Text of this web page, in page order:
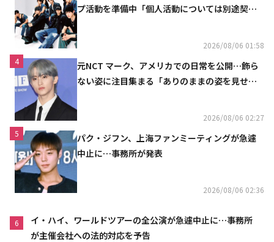
プ活動を準備中「個人活動については別途契約
2026/08/06 01:58
4
元NCT マーク、アメリカでの日常を公開…飾ら
ない姿に注目集まる「ありのままの姿を見せた
2026/08/06 02:27
5
パク・ジフン、上海ファンミーティングが急遽
中止に…事務所が発表
2026/08/06 02:36
6
イ・ハイ、ワールドツアーの全公演が急遽中止に…事務所
が主催会社への法的対応を予告